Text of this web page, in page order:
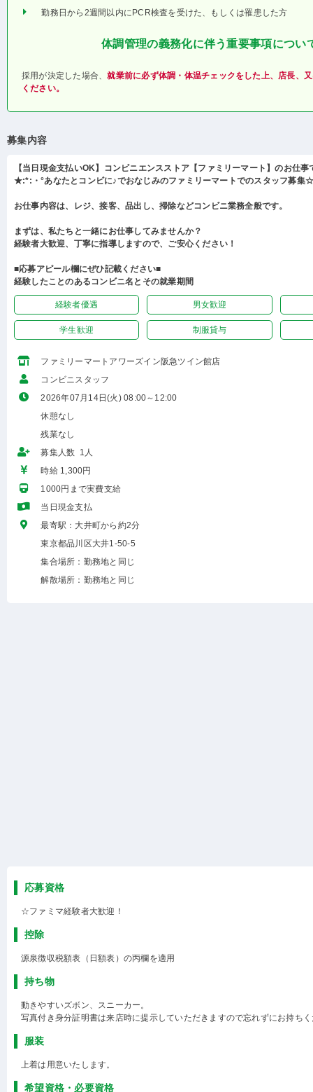
勤務日から2週間以内にPCR検査を受けた、もしくは罹患した方
体調管理の義務化に伴う重要事項につい
採用が決定した場合、就業前に必ず体調・体温チェックをした上、店長、
ください。
募集内容
【当日現金支払いOK】コンビニエンスストア【ファミリーマート】のお仕事
★:*:・°あなたとコンビに♪でおなじみのファミリーマートでのスタッフ募集
お仕事内容は、レジ、接客、品出し、掃除などコンビニ業務全般です。
まずは、私たちと一緒にお仕事してみませんか？
経験者大歓迎、丁寧に指導しますので、ご安心ください！
■応募アピール欄にぜひ記載ください■
経験したことのあるコンビニ名とその就業期間
経験者優遇 男女歓迎
学生歓迎 制服貸与
ファミリーマートアワーズイン阪急ツイン館店
コンビニスタッフ
2026年07月14日(火) 08:00～12:00
休憩なし
残業なし
募集人数 1人
時給 1,300円
1000円まで実費支給
当日現金支払
最寄駅：大井町から約2分
東京都品川区大井1-50-5
集合場所：勤務地と同じ
解散場所：勤務地と同じ
応募資格
☆ファミマ経験者大歓迎！
控除
源泉徴収税額表（日額表）の丙欄を適用
持ち物
動きやすいズボン、スニーカー。
写真付き身分証明書は来店時に提示していただきますので忘れずにお持ち
服装
上着は用意いたします。
希望資格・必要資格